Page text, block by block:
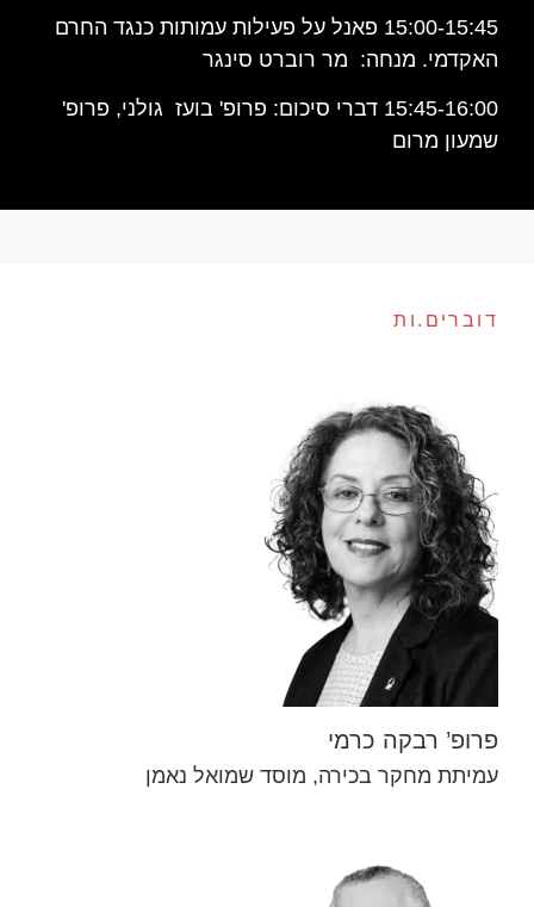
15:00-15:45 פאנל על פעילות עמותות כנגד החרם
האקדמי. מנחה: מר רוברט סינגר
15:45-16:00 דברי סיכום: פרופ' בועז גולני, פרופ'
שמעון מרום
דוברים.ות
פרופ’ רבקה כרמי
עמיתת מחקר בכירה, מוסד שמואל נאמן